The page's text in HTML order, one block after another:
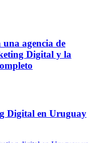
agencia de
Digital y la
Digital en Uruguay